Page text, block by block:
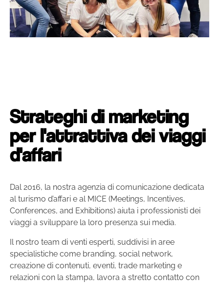
Strateghi di marketing
per l'attrattiva dei viaggi
d'affari
Dal 2016, la nostra agenzia di comunicazione dedicata
al turismo d’affari e al MICE (Meetings, Incentives,
Conferences, and Exhibitions) aiuta i professionisti dei
viaggi a sviluppare la loro presenza sui media.
Il nostro team di venti esperti, suddivisi in aree
specialistiche come branding, social network,
creazione di contenuti, eventi, trade marketing e
relazioni con la stampa, lavora a stretto contatto con